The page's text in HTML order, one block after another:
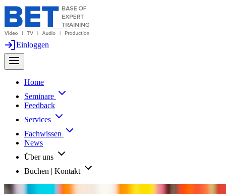
Einloggen
Home
Seminare
Feedback
Services
Fachwissen
News
Über uns
Buchen | Kontakt